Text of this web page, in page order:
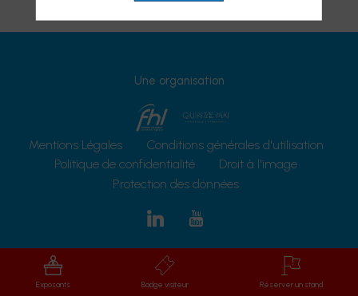
Une organisation
Mentions Légales
Conditions générales d'utilisation
Politique de confidentialité
Droit à l'image
Protection des données
Exposants Badge visiteur Réserver un stand